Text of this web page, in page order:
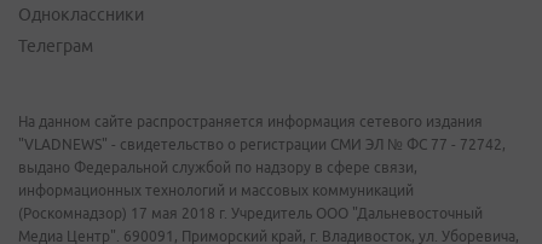
Одноклассники
Телеграм
На данном сайте распространяется информация сетевого издания
"VLADNEWS" - свидетельство о регистрации СМИ ЭЛ № ФС 77 - 72742,
выдано Федеральной службой по надзору в сфере связи,
информационных технологий и массовых коммуникаций
(Роскомнадзор) 17 мая 2018 г. Учредитель ООО "Дальневосточный
Медиа Центр". 690091, Приморский край, г. Владивосток, ул. Уборевича,